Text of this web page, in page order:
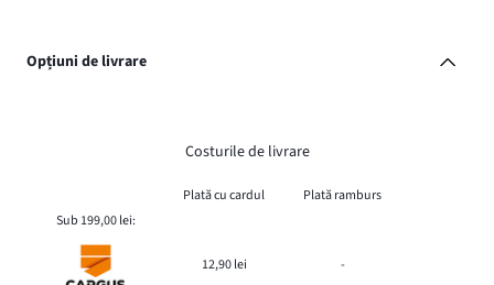
Opțiuni de livrare
Costurile de livrare
Plată cu cardul
Plată ramburs
Sub 199,00 lei:
12,90 lei -